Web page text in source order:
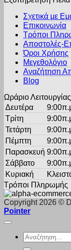
επιλεγούν
σελίδα
προϊόντος
επιλογές
μπορούν
επιλεγούν
σελίδα
Σχετικά με
Επικοινωνία
Τρόποι
Αποστολές-
Όροι Χρήσης
Μεγεθολόγιο
Αναζήτηση
Blog
Ωράριο Λειτουργίας
Δευτέρα
Τρίτη
Τετάρτη
Πέμπτη
Παρασκευή
Σάββατο
Κυριακή
Τρόποι Πληρωμής
Copyright 2026 ©
Pointer
Αναζήτηση
για: